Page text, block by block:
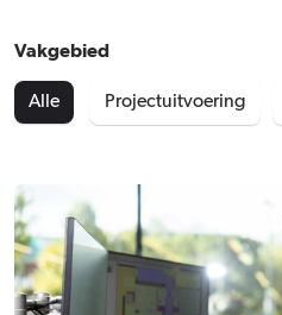
Vakgebied
Alle Projectuitvoering